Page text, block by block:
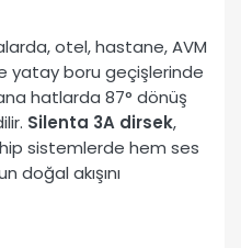
otel, hastane, AVM
yatay boru geçişlerinde
hatlarda 87° dönüş
Silenta 3A dirsek,
sistemlerde hem ses
doğal akışını